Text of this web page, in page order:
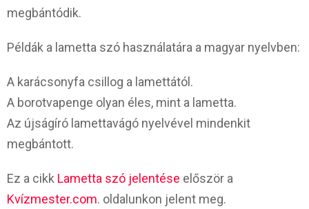
megbántódik.
Példák a lametta szó használatára a magyar nyelvben:
A karácsonyfa csillog a lamettától.
A borotvapenge olyan éles, mint a lametta.
Az újságíró lamettavágó nyelvével mindenkit
megbántott.
Ez a cikk Lametta szó jelentése először a
Kvízmester.com. oldalunkon jelent meg.